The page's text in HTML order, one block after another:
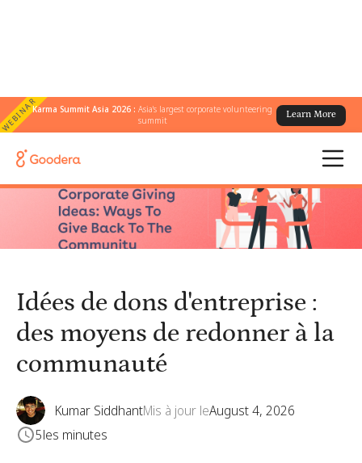
WEBINARKarma Summit Asia 2026 :Asia's largest corporate volunteering
summit
Learn More
← Tous les blogs
communauté
Idées de dons d'entreprise :
des moyens de redonner à la
communauté
Kumar SiddhantMis à jour leAugust 4, 2026
5les minutes